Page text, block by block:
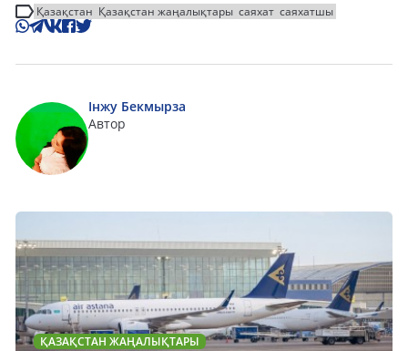
Қазақстан Қазақстан жаңалықтары саяхат саяхатшы
Інжу Бекмырза
Автор
ҚАЗАҚСТАН ЖАҢАЛЫҚТАРЫ